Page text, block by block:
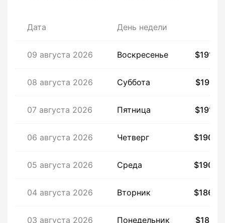
Дата День недели
09 августа 2026 Воскресенье
08 августа 2026 Суббота
07 августа 2026 Пятница
06 августа 2026 Четверг
05 августа 2026 Среда
04 августа 2026 Вторник
03 августа 2026 Понедельник